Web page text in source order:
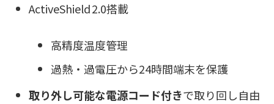
ActiveShield 2.0搭載
高精度温度管理
過熱・過電圧から24時間端末を保護
取り外し可能な電源コード付きで取り回し自由